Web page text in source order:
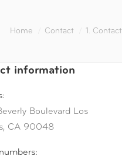
Home Contact 1. Contact
information
Boulevard Los
CA 90048